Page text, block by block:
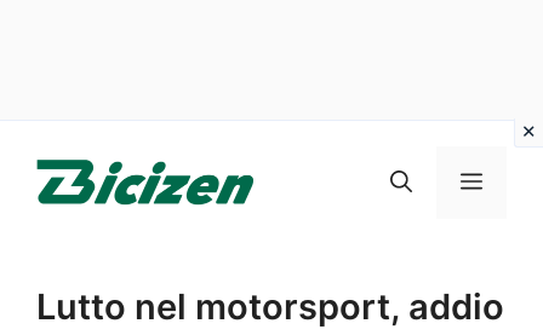
Menu
Lutto nel motorsport, addio